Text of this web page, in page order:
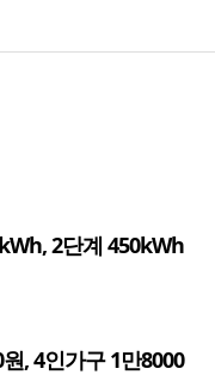
2단계 450kWh
, 4인가구 1만8000